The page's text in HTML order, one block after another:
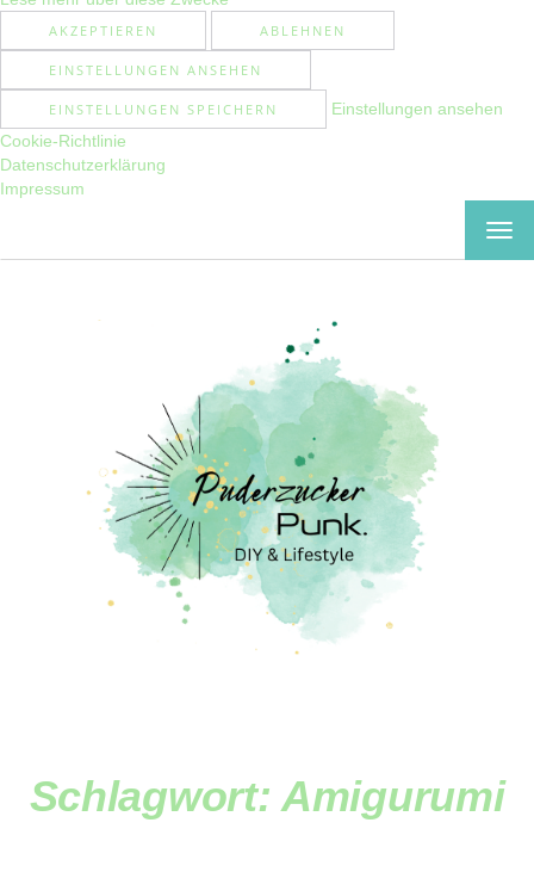
AKZEPTIEREN ABLEHNEN
EINSTELLUNGEN ANSEHEN
EINSTELLUNGEN SPEICHERN
Einstellungen ansehen
Cookie-Richtlinie
Datenschutzerklärung
Impressum
Schlagwort:Amigurumi